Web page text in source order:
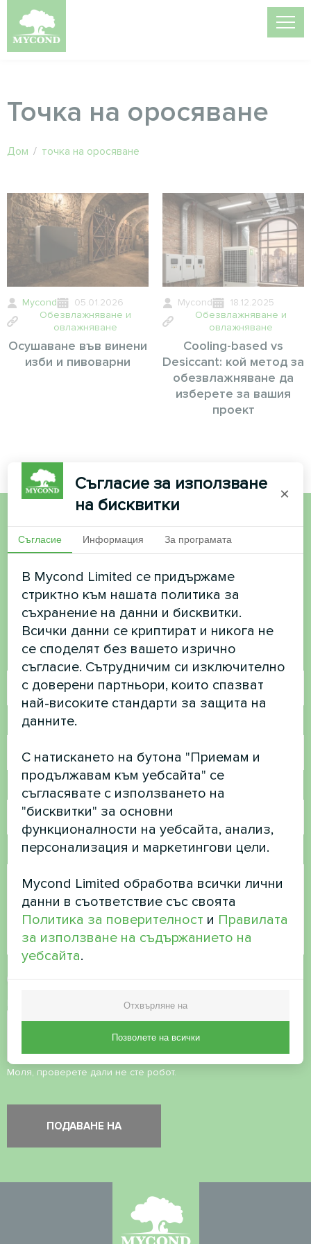
Точка на оросяване
Дом / точка на оросяване
Mycond
05.01.2026
Обезвлажняване и
овлажняване
Осушаване във винени
изби и пивоварни
Mycond
18.12.2025
Обезвлажняване и
овлажняване
Cooling-based vs
Desiccant: кой метод за
обезвлажняване да
изберете за вашия
проект
Искате да купите или
имате въпроси?
Свържете се с нас и ние ще ви
помогнем
Телефонен номер
Имейл
Коментар
Проверка на сигурността*
Моля, проверете дали не сте робот.
Съгласие за използване
на бисквитки
×
Съгласие Информация За програмата
В Mycond Limited се придържаме
стриктно към нашата политика за
съхранение на данни и бисквитки.
Всички данни се криптират и никога не
се споделят без вашето изрично
съгласие. Сътрудничим си изключително
с доверени партньори, които спазват
най-високите стандарти за защита на
данните.
С натискането на бутона "Приемам и
продължавам към уебсайта" се
съгласявате с използването на
"бисквитки" за основни
функционалности на уебсайта, анализ,
персонализация и маркетингови цели.
Mycond Limited обработва всички лични
данни в съответствие със своята
Политика за поверителност и Правилата
за използване на съдържанието на
уебсайта.
Отхвърляне на
Позволете на всички